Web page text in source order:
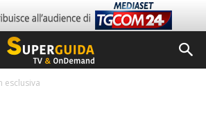
esclusiva